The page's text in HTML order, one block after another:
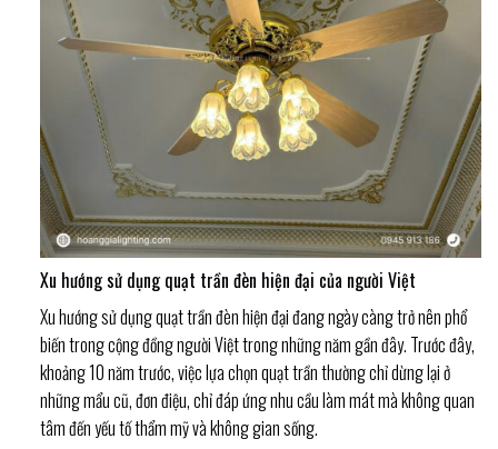
Xu hướng sử dụng quạt trần đèn hiện đại của người Việt
Xu hướng sử dụng quạt trần đèn hiện đại đang ngày càng trở nên phổ
biến trong cộng đồng người Việt trong những năm gần đây. Trước đây,
khoảng 10 năm trước, việc lựa chọn quạt trần thường chỉ dừng lại ở
những mẩu cũ, đơn điệu, chỉ đáp ứng nhu cầu làm mát mà không quan
tâm đến yếu tố thẩm mỹ và không gian sống.